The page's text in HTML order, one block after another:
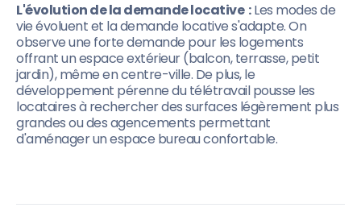
L'évolution de la demande locative :Les modes de
vie évoluent et la demande locative s'adapte. On
observe une forte demande pour les logements
offrant un espace extérieur (balcon, terrasse, petit
jardin), même en centre-ville. De plus, le
développement pérenne du télétravail pousse les
locataires à rechercher des surfaces légèrement plus
grandes ou des agencements permettant
d'aménager un espace bureau confortable.